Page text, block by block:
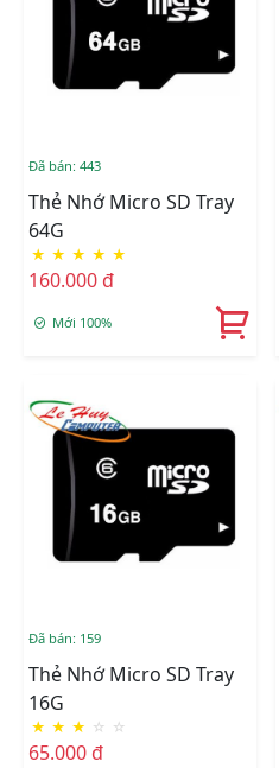
Đã bán: 443
Thẻ Nhớ Micro SD Tray
64G
★ ★ ★ ★ ★
160.000 đ
Mới 100%
Đã bán: 159
Thẻ Nhớ Micro SD Tray
16G
★ ★ ★ ☆ ☆
65.000 đ